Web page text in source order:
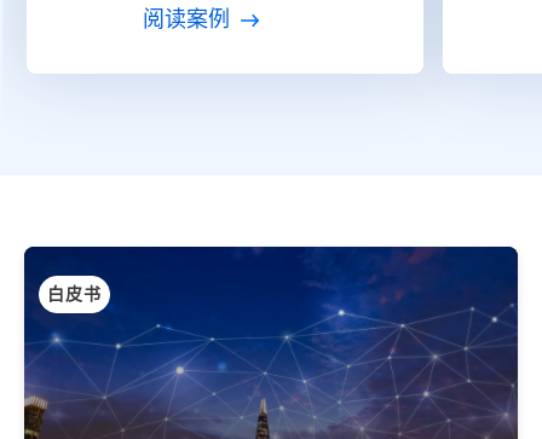
阅读案例
白皮书